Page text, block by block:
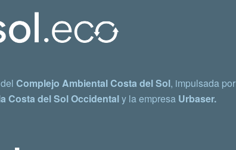
Complejo Ambiental Costa del Sol, impulsada por
Costa del Sol Occidentaly la empresa Urbaser.